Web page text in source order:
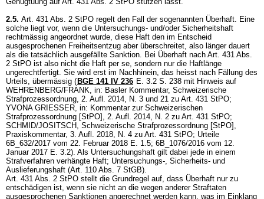
2.5. Art. 431 Abs. 2 StPO regelt den Fall der sogenannten Überhaft. Eine
solche liegt vor, wenn die Untersuchungs- und/oder Sicherheitshaft
rechtmässig angeordnet wurde, diese Haft den im Entscheid
ausgesprochenen Freiheitsentzug aber überschreitet, also länger dauert
als die tatsächlich ausgefällte Sanktion. Bei Überhaft nach Art. 431 Abs.
2 StPO ist also nicht die Haft per se, sondern nur die Haftlänge
ungerechtfertigt. Sie wird erst im Nachhinein, das heisst nach Fällung des
Urteils, übermässig ( BGE 141 IV 236 E. 3.2 S. 238 mit Hinweis auf
WEHRENBERG/FRANK, in: Basler Kommentar, Schweizerische
Strafprozessordnung, 2. Aufl. 2014, N. 3 und 21 zu Art. 431 StPO;
YVONA GRIESSER, in: Kommentar zur Schweizerischen
Strafprozessordnung [StPO], 2. Aufl. 2014, N. 2 zu Art. 431 StPO;
SCHMID/JOSITSCH, Schweizerische Strafprozessordnung [StPO],
Praxiskommentar, 3. Aufl. 2018, N. 4 zu Art. 431 StPO; Urteile
6B_632/2017 vom 22. Februar 2018 E. 1.5; 6B_1076/2016 vom 12.
Januar 2017 E. 3.2). Als Untersuchungshaft gilt dabei jede in einem
Strafverfahren verhängte Haft; Untersuchungs-, Sicherheits- und
Auslieferungshaft (Art. 110 Abs. 7 StGB).
Art. 431 Abs. 2 StPO stellt die Grundregel auf, dass Überhaft nur zu
entschädigen ist, wenn sie nicht an die wegen anderer Straftaten
ausgesprochenen Sanktionen angerechnet werden kann, was im Einklang